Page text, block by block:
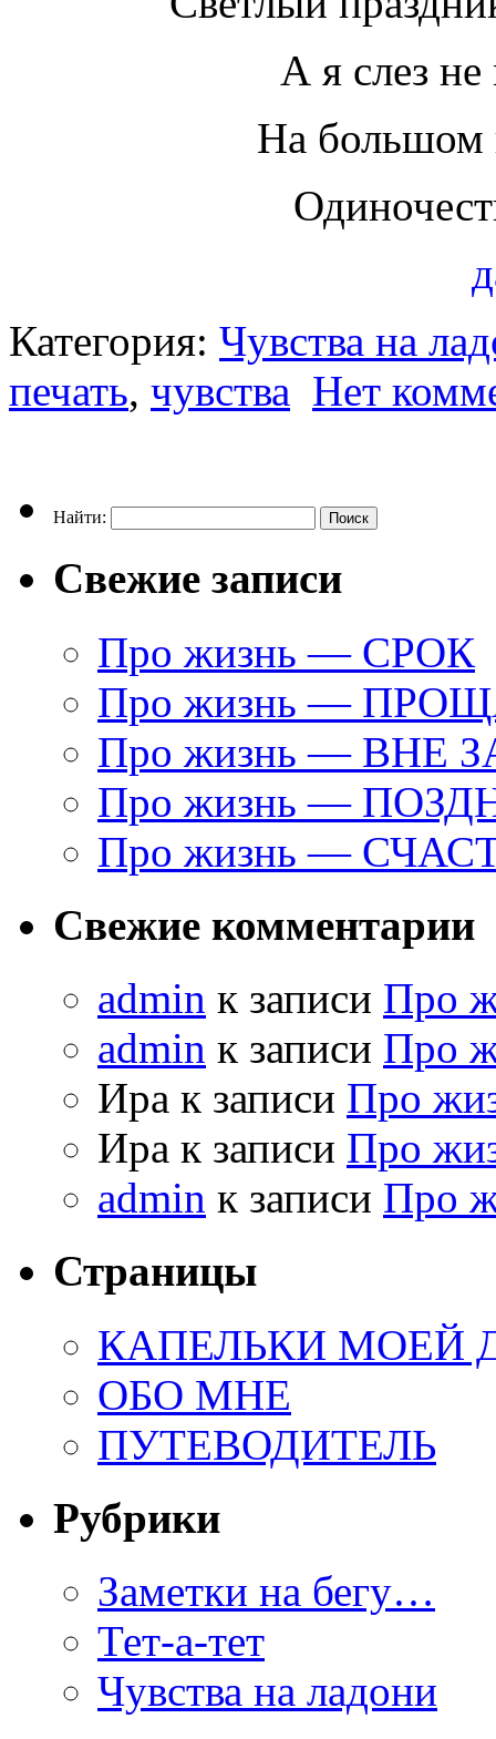
А я слез
На большом
Категория: Чувства на
печать, чувства Нет
Найти:
Свежие записи
Про жизнь — СРОК
Про жизнь —
Про жизнь — ВНЕ
Про жизнь —
Про жизнь —
Свежие комментарии
admin к записи Про
admin к записи Про
Ира к записи Про
Ира к записи Про
admin к записи Про
Страницы
КАПЕЛЬКИ МОЕЙ
ОБО МНЕ
ПУТЕВОДИТЕЛЬ
Рубрики
Заметки на бегу…
Тет-а-тет
Чувства на ладони